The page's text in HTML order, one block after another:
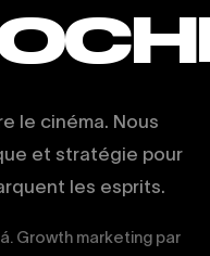
le cinéma. Nous
et stratégie pour
les esprits.
Growth marketing par